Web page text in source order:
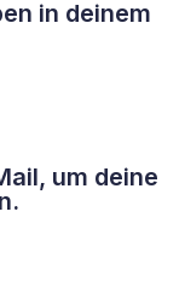
in deinem
um deine